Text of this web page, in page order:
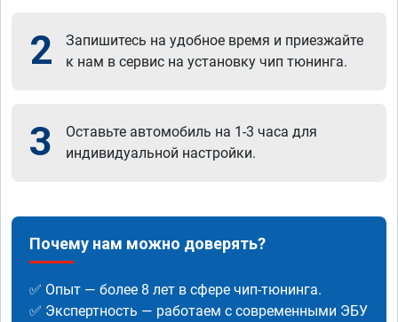
2
Запишитесь на удобное время и приезжайте
к нам в сервис на установку чип тюнинга.
3
Оставьте автомобиль на 1-3 часа для
индивидуальной настройки.
Почему нам можно доверять?
✅ Опыт — более 8 лет в сфере чип-тюнинга.
✅ Экспертность — работаем с современными ЭБУ